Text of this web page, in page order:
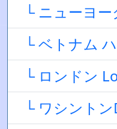
└ ニューヨー
└ ベトナム
└ ロンドン
└ ワシントン